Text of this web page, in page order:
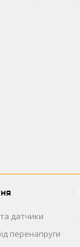
датчики
перенапруги